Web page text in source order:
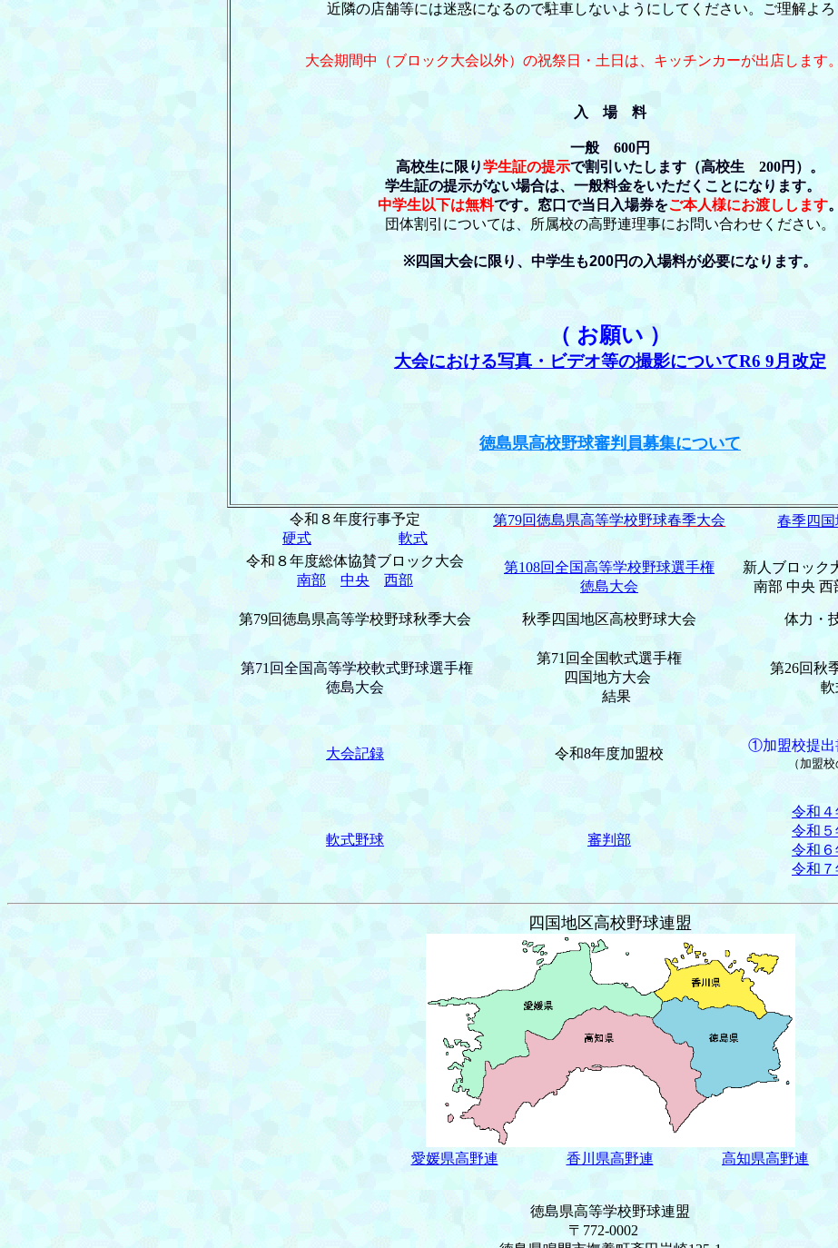
近隣の店舗等には迷惑になるので駐車しないようにしてください。ご理解よろし
大会期間中（ブロック大会以外）の祝祭日・土日は、キッチンカーが出店します
入 場 料
一般 600円
高校生に限り学生証の提示で割引いたします（高校生 200円）。
学生証の提示がない場合は、一般料金をいただくことになります。
中学生以下は無料です。窓口で当日入場券をご本人様にお渡しします。
団体割引については、所属校の高野連理事にお問い合わせください。
※四国大会に限り、中学生も200円の入場料が必要になります。
（ お願い ）
大会における写真・ビデオ等の撮影についてR6 9月改定
徳島県高校野球審判員募集について
令和８年度行事予定
硬式
軟式
第79回徳島県高等学校野球春季大会 春季四
令和８年度総体協賛ブロック大会
南部
中央 西部
第108回全国高等学校野球選手権
徳島大会
新人ブロック
南部 中央 西
第79回徳島県高等学校野球秋季大会 秋季四国地区高校野球大会 体力・
第71回全国高等学校軟式野球選手権
徳島大会
第71回全国軟式選手権
四国地方大会
結果
第26回秋
軟
大会記録 令和8年度加盟校
①加盟校提
（加盟
軟式野球 審判部
令和４
令和５
令和６
令和７
四国地区高校野球連盟
愛媛県高野連 香川県高野連 高知県高野連
徳島県高等学校野球連盟
〒772-0002